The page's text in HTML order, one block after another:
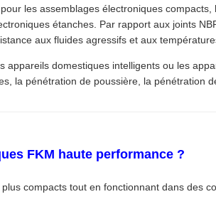
les assemblages électroniques
étanches. Par rapport aux joints
aux fluides agressifs et aux
domestiques intelligents ou les
la pénétration de poussière, la pénétration
FKM haute performance ?
compacts tout en fonctionnant dans des